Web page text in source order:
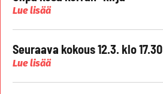
Lue lisää
Seuraava kokous 12.3. klo 17.30
Lue lisää